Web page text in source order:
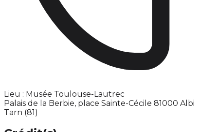
Lieu : Musée Toulouse-Lautrec
Palais de la Berbie, place Sainte-Cécile 81000 Albi
Tarn (81)